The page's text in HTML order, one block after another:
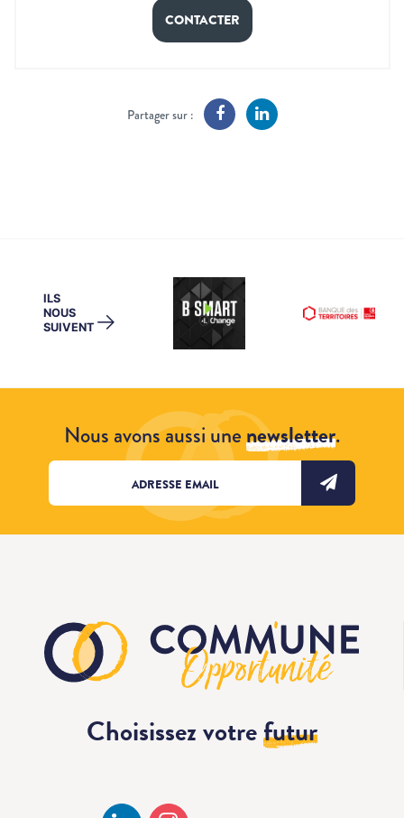
CONTACTER
Partager sur :
ILS
NOUS
SUIVENT →
Nous avons aussi unenewsletter.
Choisissez votrefutur